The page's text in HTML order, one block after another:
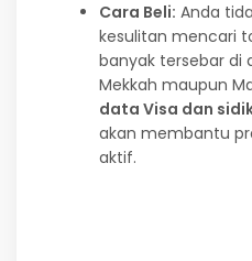
Cara Beli: Anda
kesulitan mencari
banyak tersebar di
Mekkah maupun
data Visa dan
akan membantu
aktif.